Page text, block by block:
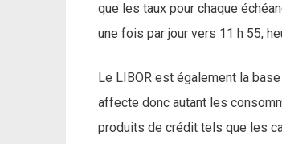
que les taux pour chaque
une fois par jour vers 11 h 55,
Le LIBOR est également la
affecte donc autant les
produits de crédit tels que les